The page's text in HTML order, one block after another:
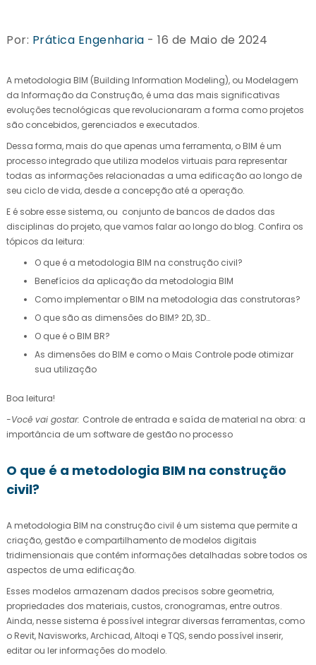
Por: Prática Engenharia - 16 de Maio de 2024
A metodologia BIM (Building Information Modeling), ou Modelagem
da Informação da Construção, é uma das mais significativas
evoluções tecnológicas que revolucionaram a forma como projetos
são concebidos, gerenciados e executados.
Dessa forma, mais do que apenas uma ferramenta, o BIM é um
processo integrado que utiliza modelos virtuais para representar
todas as informações relacionadas a uma edificação ao longo de
seu ciclo de vida, desde a concepção até a operação.
E é sobre esse sistema, ou conjunto de bancos de dados das
disciplinas do projeto, que vamos falar ao longo do blog. Confira os
tópicos da leitura:
O que é a metodologia BIM na construção civil?
Benefícios da aplicação da metodologia BIM
Como implementar o BIM na metodologia das construtoras?
O que são as dimensões do BIM? 2D, 3D…
O que é o BIM BR?
As dimensões do BIM e como o Mais Controle pode otimizar
sua utilização
Boa leitura!
-Você vai gostar: Controle de entrada e saída de material na obra: a
importância de um software de gestão no processo
O que é a metodologia BIM na construção
civil?
A metodologia BIM na construção civil é um sistema que permite a
criação, gestão e compartilhamento de modelos digitais
tridimensionais que contêm informações detalhadas sobre todos os
aspectos de uma edificação.
Esses modelos armazenam dados precisos sobre geometria,
propriedades dos materiais, custos, cronogramas, entre outros.
Ainda, nesse sistema é possível integrar diversas ferramentas, como
o Revit, Navisworks, Archicad, Altoqi e TQS, sendo possível inserir,
editar ou ler informações do modelo.